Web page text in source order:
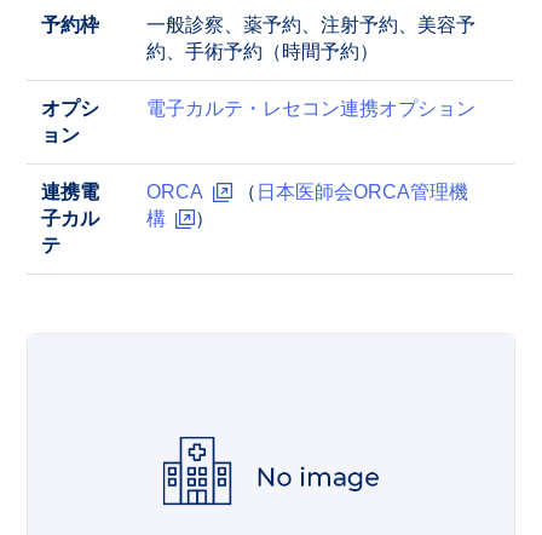
予約枠
一般診察、薬予約、注射予約、美容予
約、手術予約（時間予約）
オプシ
ョン
電子カルテ・レセコン連携オプション
連携電
子カル
テ
ORCA （ 日本医師会ORCA管理機
構
）